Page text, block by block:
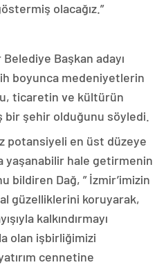
olacağız.”
Başkan adayı
boyunca medeniyetlerin
ticaretin ve kültürün
bir şehir olduğunu söyledi.
potansiyeli en üst düzeye
yaşanabilir hale getirmenin
bildiren Dağ, ” İzmir’imizin
güzelliklerini koruyarak,
kalkındırmayı
olan işbirliğimizi
cennetine